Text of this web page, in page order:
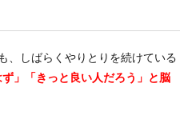
、しばらくやりとりを続けている
ず」「きっと良い人だろう」と脳